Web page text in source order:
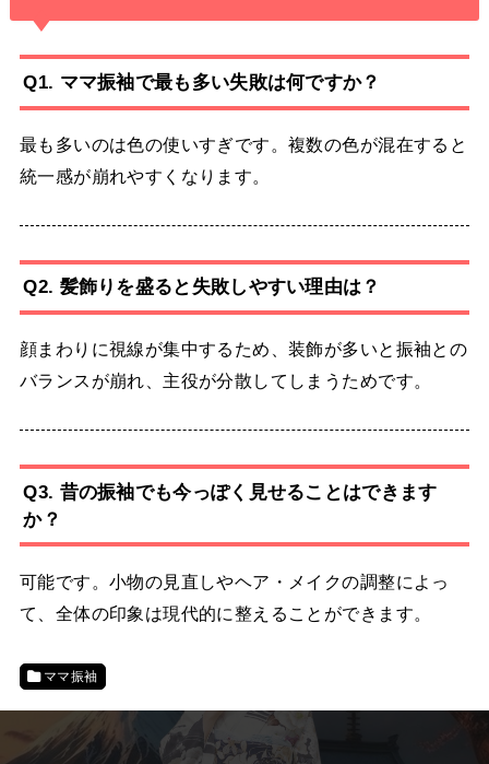
Q1. ママ振袖で最も多い失敗は何ですか？
最も多いのは色の使いすぎです。複数の色が混在すると
統一感が崩れやすくなります。
Q2. 髪飾りを盛ると失敗しやすい理由は？
顔まわりに視線が集中するため、装飾が多いと振袖との
バランスが崩れ、主役が分散してしまうためです。
Q3. 昔の振袖でも今っぽく見せることはできます
か？
可能です。小物の見直しやヘア・メイクの調整によっ
て、全体の印象は現代的に整えることができます。
ママ振袖